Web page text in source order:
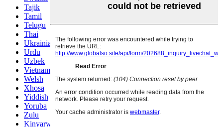
Tajik
Tamil
Telugu
Thai
Ukrainian
Urdu
Uzbek
Vietnamese
Welsh
Xhosa
Yiddish
Yoruba
Zulu
Kinyarwanda